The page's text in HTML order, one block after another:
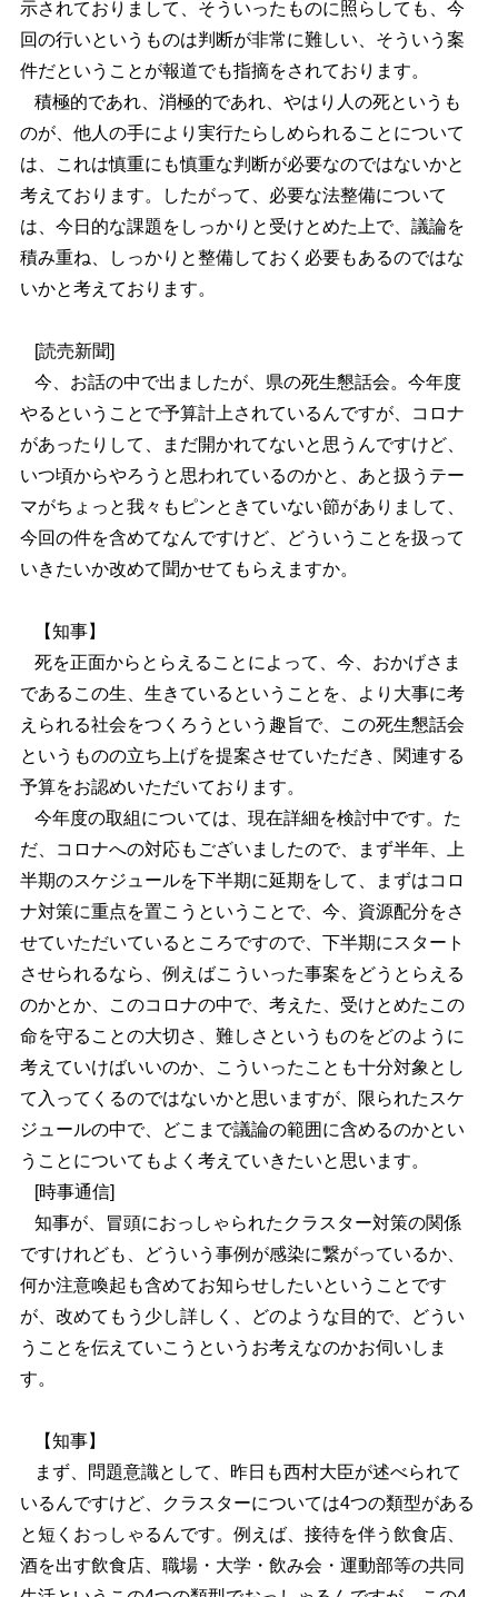
示されておりまして、そういったものに照らしても、今
回の行いというものは判断が非常に難しい、そういう案
件だということが報道でも指摘をされております。
積極的であれ、消極的であれ、やはり人の死というも
のが、他人の手により実行たらしめられることについて
は、これは慎重にも慎重な判断が必要なのではないかと
考えております。したがって、必要な法整備について
は、今日的な課題をしっかりと受けとめた上で、議論を
積み重ね、しっかりと整備しておく必要もあるのではな
いかと考えております。
[読売新聞]
今、お話の中で出ましたが、県の死生懇話会。今年度
やるということで予算計上されているんですが、コロナ
があったりして、まだ開かれてないと思うんですけど、
いつ頃からやろうと思われているのかと、あと扱うテー
マがちょっと我々もピンときていない節がありまして、
今回の件を含めてなんですけど、どういうことを扱って
いきたいか改めて聞かせてもらえますか。
【知事】
死を正面からとらえることによって、今、おかげさま
であるこの生、生きているということを、より大事に考
えられる社会をつくろうという趣旨で、この死生懇話会
というものの立ち上げを提案させていただき、関連する
予算をお認めいただいております。
今年度の取組については、現在詳細を検討中です。た
だ、コロナへの対応もございましたので、まず半年、上
半期のスケジュールを下半期に延期をして、まずはコロ
ナ対策に重点を置こうということで、今、資源配分をさ
せていただいているところですので、下半期にスタート
させられるなら、例えばこういった事案をどうとらえる
のかとか、このコロナの中で、考えた、受けとめたこの
命を守ることの大切さ、難しさというものをどのように
考えていけばいいのか、こういったことも十分対象とし
て入ってくるのではないかと思いますが、限られたスケ
ジュールの中で、どこまで議論の範囲に含めるのかとい
うことについてもよく考えていきたいと思います。
[時事通信]
知事が、冒頭におっしゃられたクラスター対策の関係
ですけれども、どういう事例が感染に繋がっているか、
何か注意喚起も含めてお知らせしたいということです
が、改めてもう少し詳しく、どのような目的で、どうい
うことを伝えていこうというお考えなのかお伺いしま
す。
【知事】
まず、問題意識として、昨日も西村大臣が述べられて
いるんですけど、クラスターについては4つの類型がある
と短くおっしゃるんです。例えば、接待を伴う飲食店、
酒を出す飲食店、職場・大学・飲み会・運動部等の共同